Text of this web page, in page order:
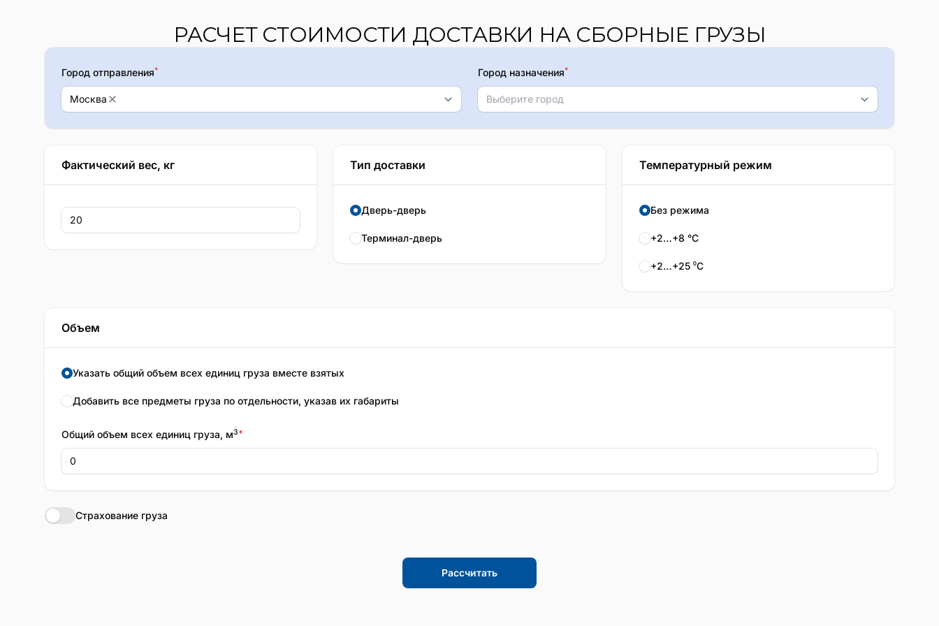
РАСЧЕТ СТОИМОСТИ ДОСТАВКИ НА СБОРНЫЕ ГРУЗЫ
Город отправления*
Москва
Город назначения*
Выберите город
Фактический вес, кг Тип доставки
Дверь-дверь
Терминал-дверь
Температурный режим
Без режима
+2…+8 °C
+2…+25 ⁰С
Объем
Указать общий объем всех единиц груза вместе взятых
Добавить все предметы груза по отдельности, указав их габариты
Общий объем всех единиц груза, м3*
Страхование груза
Рассчитать